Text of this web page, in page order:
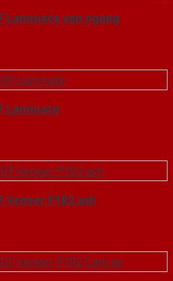
Laminate van ngang
Laminate
Veneer P1R2 ash